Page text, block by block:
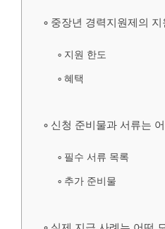
중장년 경력지원제의
지원 한도
혜택
신청 준비물과 서류는
필수 서류 목록
추가 준비물